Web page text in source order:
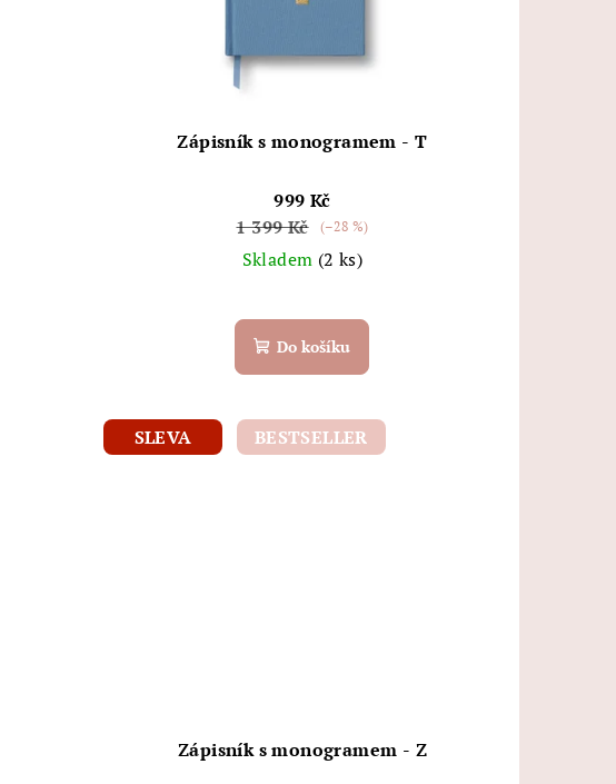
Zápisník s monogramem - T
999 Kč
1 399 Kč
(–28 %)
Skladem (2 ks)
Do košíku
SLEVA BESTSELLER
Zápisník s monogramem - Z